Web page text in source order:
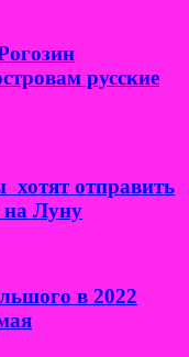
русские
отправить
на Луну
в 2022